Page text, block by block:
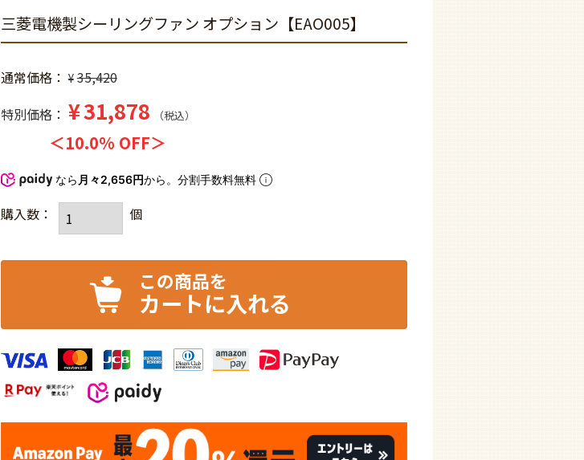
三菱電機製シーリングファン オプション【EAO005】
通常価格 ¥ 35,420
特別価格
¥31,878 税込
10.0% OFF
なら 月々2,656円から。分割手数料無料
カートに入れる